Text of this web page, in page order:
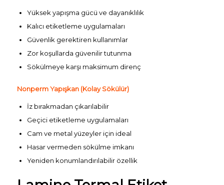
Yüksek yapışma gücü ve dayanıklılık
Kalıcı etiketleme uygulamaları
Güvenlik gerektiren kullanımlar
Zor koşullarda güvenilir tutunma
Sökülmeye karşı maksimum direnç
Nonperm Yapışkan (Kolay Sökülür)
İz bırakmadan çıkarılabilir
Geçici etiketleme uygulamaları
Cam ve metal yüzeyler için ideal
Hasar vermeden sökülme imkanı
Yeniden konumlandırılabilir özellik